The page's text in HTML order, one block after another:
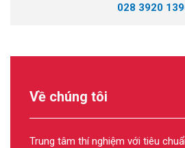
028 3920
Về chúng tôi
Trung tâm thí nghiệm với tiêu